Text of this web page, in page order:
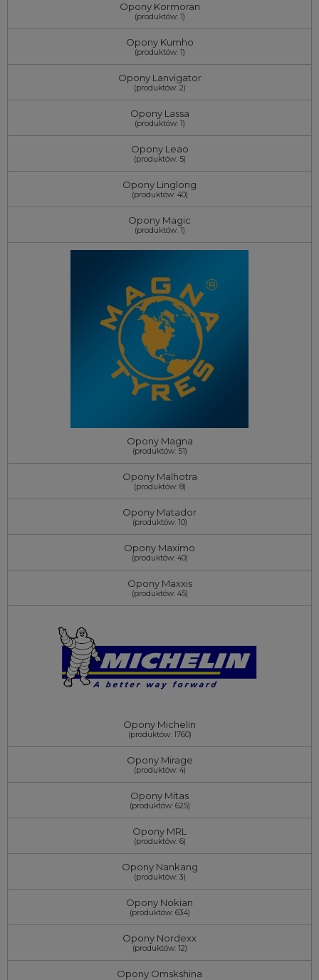
Opony Kormoran
(produktów: 1)
Opony Kumho
(produktów: 1)
Opony Lanvigator
(produktów: 2)
Opony Lassa
(produktów: 1)
Opony Leao
(produktów: 5)
Opony Linglong
(produktów: 40)
Opony Magic
(produktów: 1)
Opony Magna
(produktów: 51)
Opony Malhotra
(produktów: 8)
Opony Matador
(produktów: 10)
Opony Maximo
(produktów: 40)
Opony Maxxis
(produktów: 45)
Opony Michelin
(produktów: 1760)
Opony Mirage
(produktów: 4)
Opony Mitas
(produktów: 625)
Opony MRL
(produktów: 6)
Opony Nankang
(produktów: 3)
Opony Nokian
(produktów: 634)
Opony Nordexx
(produktów: 12)
Opony Omskshina